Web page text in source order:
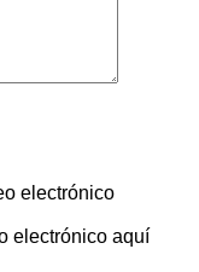
electrónico
electrónico aquí